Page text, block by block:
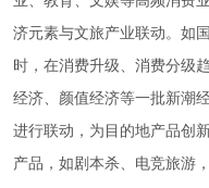
济元素与文旅产业联动。如
时，在消费升级、消费分级
经济、颜值经济等一批新潮
进行联动，为目的地产品创
产品，如剧本杀、电竞旅游